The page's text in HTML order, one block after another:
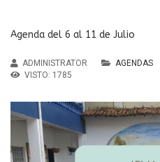
Agenda del 6 al 11 de Julio
ADMINISTRATOR AGENDAS
VISTO: 1785